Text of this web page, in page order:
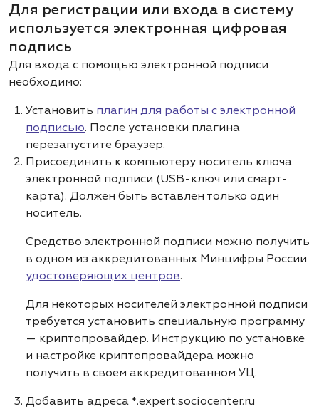
Для регистрации или входа в систему
используется электронная цифровая
подпись
Для входа с помощью электронной подписи
необходимо:
Установить плагин для работы с электронной
подписью. После установки плагина
перезапустите браузер.
Присоединить к компьютеру носитель ключа
электронной подписи (USB-ключ или смарт-
карта). Должен быть вставлен только один
носитель.
Средство электронной подписи можно получить
в одном из аккредитованных Минцифры России
удостоверяющих центров.
Для некоторых носителей электронной подписи
требуется установить специальную программу
— криптопровайдер. Инструкцию по установке
и настройке криптопровайдера можно
получить в своем аккредитованном УЦ.
Добавить адреса *.expert.sociocenter.ru